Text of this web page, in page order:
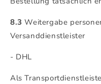
8.3 Weitergabe
Versanddienstleister
- DHL
Als